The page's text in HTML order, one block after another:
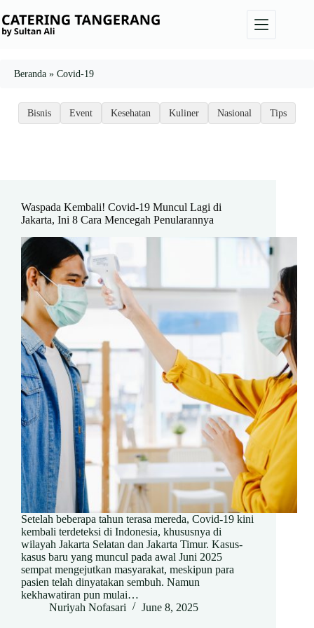
to
content
Beranda » Covid-19
Bisnis Event Kesehatan Kuliner Nasional Tips
Waspada Kembali! Covid-19 Muncul Lagi di
Jakarta, Ini 8 Cara Mencegah Penularannya
Setelah beberapa tahun terasa mereda, Covid-19 kini
kembali terdeteksi di Indonesia, khususnya di
wilayah Jakarta Selatan dan Jakarta Timur. Kasus-
kasus baru yang muncul pada awal Juni 2025
sempat mengejutkan masyarakat, meskipun para
pasien telah dinyatakan sembuh. Namun
kekhawatiran pun mulai…
Nuriyah Nofasari
June 8, 2025